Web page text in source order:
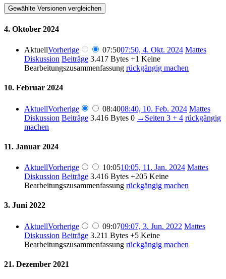
4. Oktober 2024
AktuellVorherige 07:5007:50, 4. Okt. 2024 Mattes
Diskussion Beiträge 3.417 Bytes +1 Keine
Bearbeitungszusammenfassung rückgängig machen
10. Februar 2024
AktuellVorherige 08:4008:40, 10. Feb. 2024 Mattes
Diskussion Beiträge 3.416 Bytes 0 → Seiten 3 + 4 rückgängig
machen
11. Januar 2024
AktuellVorherige 10:0510:05, 11. Jan. 2024 Mattes
Diskussion Beiträge 3.416 Bytes +205 Keine
Bearbeitungszusammenfassung rückgängig machen
3. Juni 2022
AktuellVorherige 09:0709:07, 3. Jun. 2022 Mattes
Diskussion Beiträge 3.211 Bytes +5 Keine
Bearbeitungszusammenfassung rückgängig machen
21. Dezember 2021